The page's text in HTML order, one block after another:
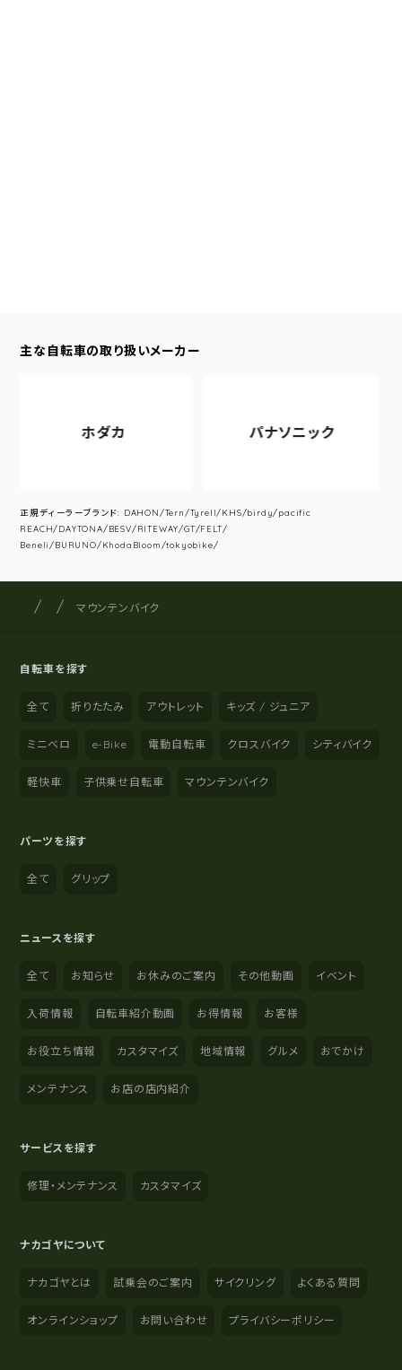
主な自転車の取り扱いメーカー
ホダカ パナソニック
正規ディーラーブランド: DAHON/Tern/Tyrell/KHS/birdy/pacific
REACH/DAYTONA/BESV/RITEWAY/GT/FELT/
Beneli/BURUNO/KhodaBloom/tokyobike/
サイト内の現在地
サイクルショップナカゴヤ
マウンテンバイク
自転車を探す
全て 折りたたみ アウトレット キッズ / ジュニア
ミニベロ e-Bike 電動自転車 クロスバイク シティバイク
軽快車 子供乗せ自転車 マウンテンバイク
パーツを探す
全て グリップ
ニュースを探す
全て お知らせ お休みのご案内 その他動画 イベント
入荷情報 自転車紹介動画 お得情報 お客様
お役立ち情報 カスタマイズ 地域情報 グルメ おでかけ
メンテナンス お店の店内紹介
サービスを探す
修理・メンテナンス カスタマイズ
ナカゴヤについて
ナカゴヤとは 試乗会のご案内 サイクリング よくある質問
オンラインショップ お問い合わせ プライバシーポリシー